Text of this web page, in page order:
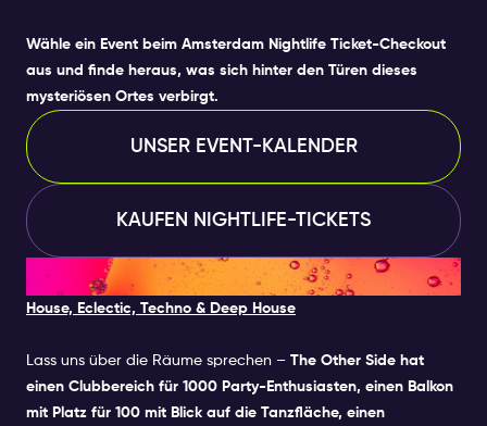
Wähle ein Event beim Amsterdam Nightlife Ticket-Checkout
aus und finde heraus, was sich hinter den Türen dieses
mysteriösen Ortes verbirgt.
UNSER EVENT-KALENDER
KAUFEN NIGHTLIFE-TICKETS
7. THE OTHER SIDE
House, Eclectic, Techno & Deep House
Lass uns über die Räume sprechen – The Other Side hat
einen Clubbereich für 1000 Party-Enthusiasten, einen Balkon
mit Platz für 100 mit Blick auf die Tanzfläche, einen